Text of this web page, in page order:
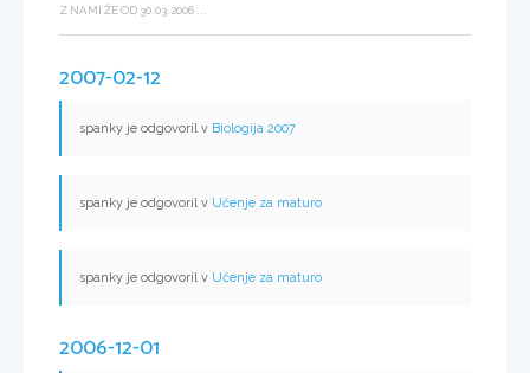
Z NAMI ŽE OD 30.03.2006 ...
2007-02-12
spanky je odgovoril v Biologija 2007
spanky je odgovoril v Učenje za maturo
spanky je odgovoril v Učenje za maturo
2006-12-01